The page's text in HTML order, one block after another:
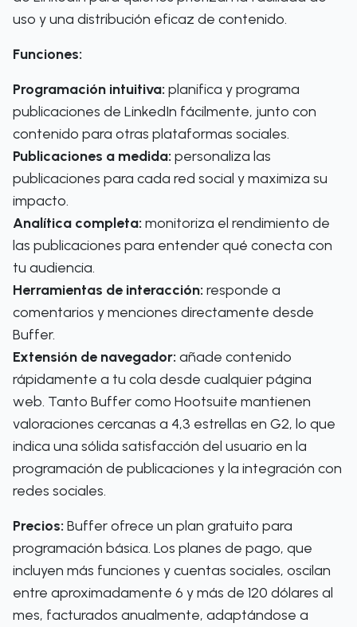
uso y una distribución eficaz de contenido.
Funciones:
Programación intuitiva: planifica y programa
publicaciones de LinkedIn fácilmente, junto con
contenido para otras plataformas sociales.
Publicaciones a medida: personaliza las
publicaciones para cada red social y maximiza su
impacto.
Analítica completa: monitoriza el rendimiento de
las publicaciones para entender qué conecta con
tu audiencia.
Herramientas de interacción: responde a
comentarios y menciones directamente desde
Buffer.
Extensión de navegador: añade contenido
rápidamente a tu cola desde cualquier página
web. Tanto Buffer como Hootsuite mantienen
valoraciones cercanas a 4,3 estrellas en G2, lo que
indica una sólida satisfacción del usuario en la
programación de publicaciones y la integración con
redes sociales.
Precios: Buffer ofrece un plan gratuito para
programación básica. Los planes de pago, que
incluyen más funciones y cuentas sociales, oscilan
entre aproximadamente 6 y más de 120 dólares al
mes, facturados anualmente, adaptándose a